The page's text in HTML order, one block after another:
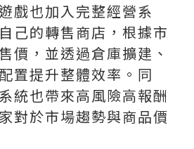
戲也加入完整經營系
己的轉售商店，根據市
價，並透過倉庫擴建、
置提升整體效率。同
統也帶來高風險高報酬
對於市場趨勢與商品價